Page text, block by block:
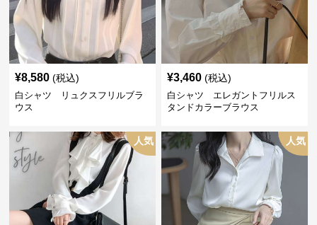
¥8,580 (税込)
白シャツ リュクスフリルブラ
ウス
¥3,460 (税込)
白シャツ エレガントフリルス
タンドカラーブラウス
人気 人気